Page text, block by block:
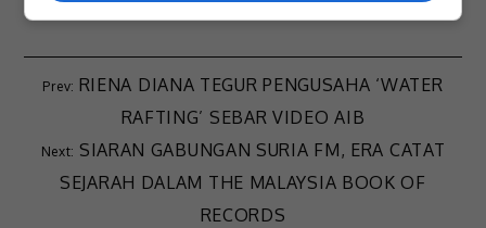
RIENA DIANA TEGUR PENGUSAHA ‘WATER
RAFTING’ SEBAR VIDEO AIB
SIARAN GABUNGAN SURIA FM, ERA CATAT
SEJARAH DALAM THE MALAYSIA BOOK OF
RECORDS